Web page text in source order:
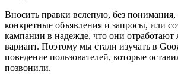
Вносить правки вслепую, без понимания,
конкретные объявления и запросы, или
кампании в надежде, что они
вариант. Поэтому мы стали изучать в
поведение пользователей, которые
позвонили.